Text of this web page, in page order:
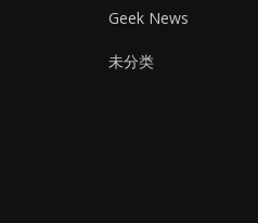
Geek News
未分类